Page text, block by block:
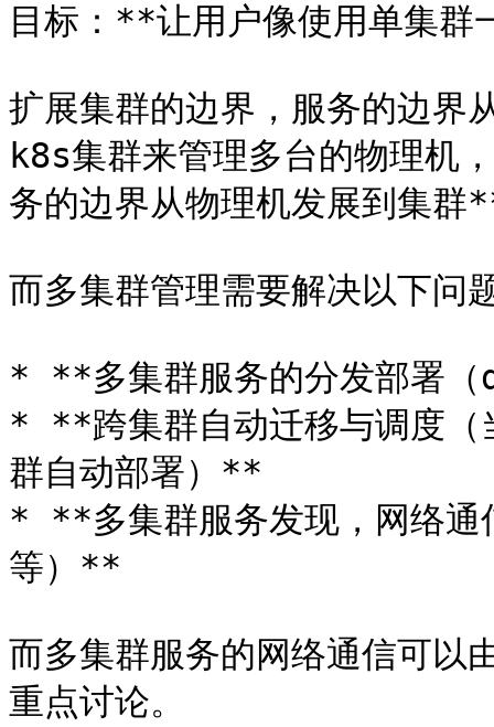
目标：**让用户像使用单集
扩展集群的边界，服务的边界
k8s集群来管理多台的物理机
务的边界从物理机发展到集群
而多集群管理需要解决以下问
* **多集群服务的分发部署
* **跨集群自动迁移与调度（
群自动部署）**
* **多集群服务发现，网络
等）**
而多集群服务的网络通信可
重点讨论。